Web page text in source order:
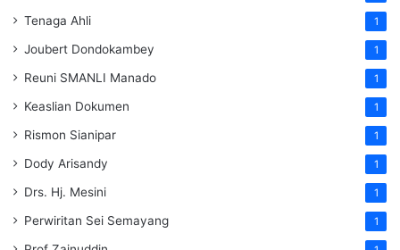
Tenaga Ahli 1
Joubert Dondokambey 1
Reuni SMANLI Manado 1
Keaslian Dokumen 1
Rismon Sianipar 1
Dody Arisandy 1
Drs. Hj. Mesini 1
Perwiritan Sei Semayang 1